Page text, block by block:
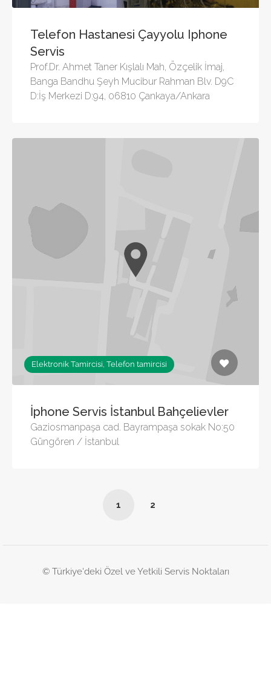
Telefon Hastanesi Çayyolu Iphone
Servis
Prof.Dr. Ahmet Taner Kışlalı Mah, Özçelik İmaj,
Banga Bandhu Şeyh Mucibur Rahman Blv. D9C
D:İş Merkezi D:94, 06810 Çankaya/Ankara
Elektronik Tamircisi, Telefon tamircisi
İphone Servis İstanbul Bahçelievler
Gaziosmanpaşa cad. Bayrampaşa sokak No:50
Güngören / İstanbul
1 2
© Türkiye'deki Özel ve Yetkili Servis Noktaları